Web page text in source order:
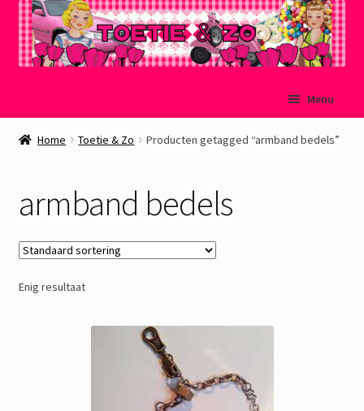
naar
de
Menu
Welkom
Home Toetie & Zo Producten getagged “armband bedels”
armband bedels
Enig resultaat